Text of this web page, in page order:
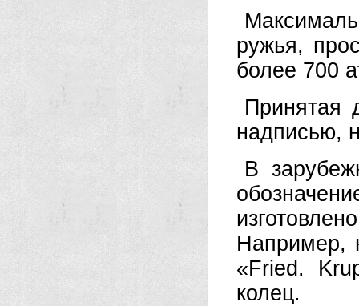
ружья,
более 700
Принятая
надписью,
В
Например,
«Fried.
колец.